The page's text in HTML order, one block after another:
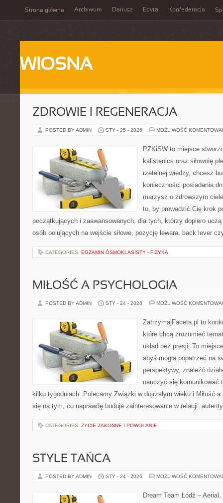
Strona główna Archiwum Dariusz Edyta Konfederacja
WIOSNA
ZDROWIE I REGENERACJA
POSTED BY ADMIN STY - 25 - 2026 MOŻLIWOŚĆ
PZKiSW to miejsce
kalistenics oraz siłownię
rzetelnej wiedzy, chcesz
konieczności posiadania
marzysz o zdrowszym
to, by prowadzić Cię krok
początkujących i zaawansowanych, dla tych, którzy dopiero
osób polujących na wejście siłowe, pozycję lewara, back lever
CATEGORIES: EGZAMIN ÓSMOKLASISTY - FIZYKA
MIŁOŚĆ A PSYCHOLOGIA
POSTED BY ADMIN STY - 24 - 2026 MOŻLIWOŚĆ
ZatrzymajFaceta.pl to
które chcą zrozumieć
układ bez presji. To
abyś mogła popatrzeć na
perspektywy, znaleźć
nauczyć się komunikować
kilku tygodniach. Polecamy Związki w dojrzałym wieku i Miłość
się na tym, co naprawdę buduje zainteresowanie w relacji:
CATEGORIES: ŻYCIE ZAKONNE I POWOŁANIE
STYLE TAŃCA
POSTED BY ADMIN STY - 24 - 2026 MOŻLIWOŚĆ
Dream Team Łódź –